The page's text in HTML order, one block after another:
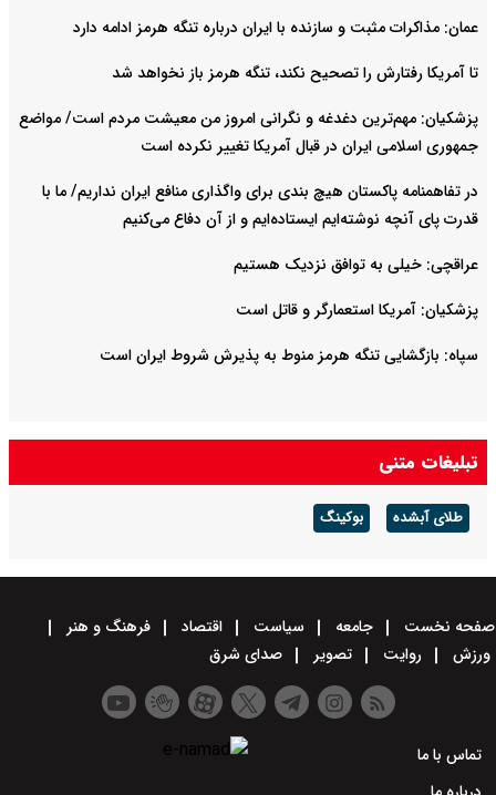
عمان: مذاکرات مثبت و سازنده با ایران درباره تنگه هرمز ادامه دارد
تا آمریکا رفتارش را تصحیح نکند، تنگه هرمز باز نخواهد شد
پزشکیان: مهم‌ترین دغدغه و نگرانی امروز من معیشت مردم است/ مواضع
جمهوری اسلامی ایران در قبال آمریکا تغییر نکرده است
در تفاهمنامه پاکستان هیچ بندی برای واگذاری منافع ایران نداریم/ ما با
قدرت پای آنچه نوشته‌ایم ایستاده‌ایم و از آن دفاع می‌کنیم
عراقچی: خیلی به توافق نزدیک هستیم
پزشکیان: آمریکا استعمارگر و قاتل است
سپاه: بازگشایی تنگه هرمز منوط به پذیرش شروط ایران است
تبلیغات متنی
طلای آبشده بوکینگ
صفحه نخست جامعه سیاست اقتصاد
فرهنگ و هنر
ورزش
روایت تصویر صدای شرق
تماس با ما